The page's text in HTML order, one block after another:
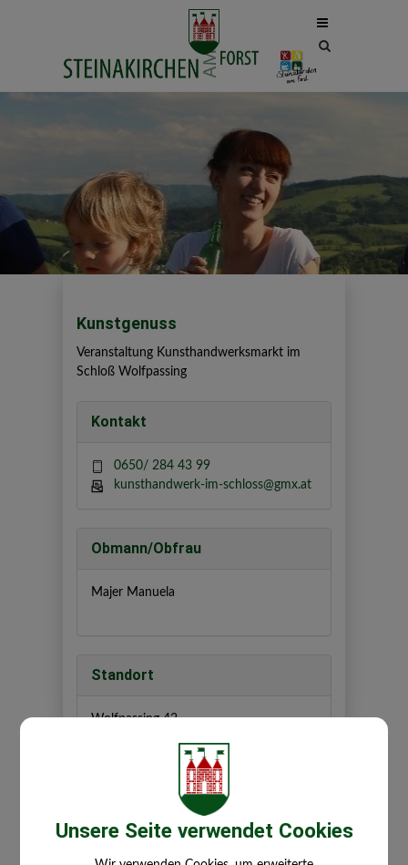
Site
Kunstgenuss
Veranstaltung Kunsthandwerksmarkt im
Schloß Wolfpassing
Kontakt
0650/ 284 43 99
kunsthandwerk-im-schloss@gmx.at
Obmann/Obfrau
Majer Manuela
Standort
Wolfpassing 42
Auf Google Maps anzeigen
Unsere Seite verwendet Cookies